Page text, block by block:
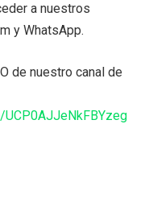
a nuestros
y WhatsApp.
de nuestro canal de